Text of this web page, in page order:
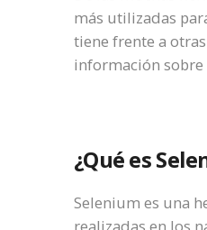
más utilizadas
tiene frente a
información sobre
¿Qué es
Selenium es una
realizadas en los